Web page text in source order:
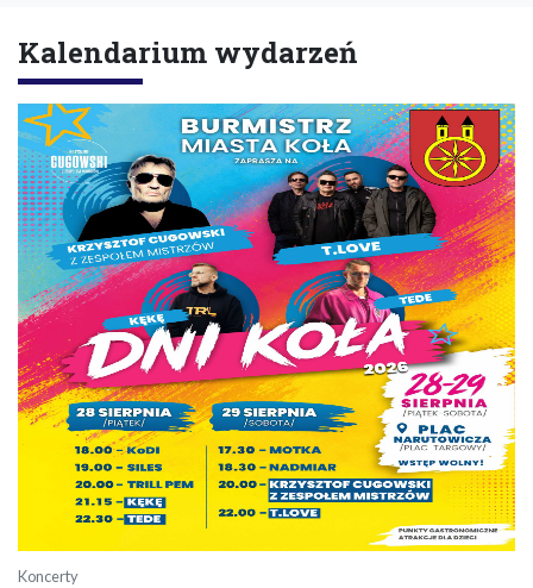
Kalendarium wydarzeń
Koncerty